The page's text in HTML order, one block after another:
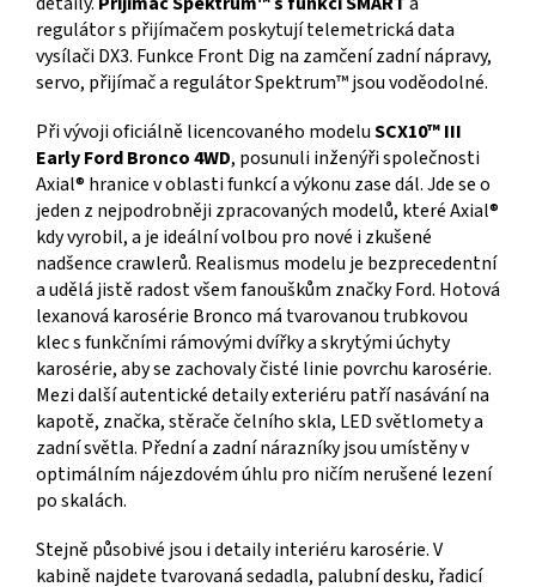
regulátor s přijímačem poskytují telemetrická data
vysílači DX3. Funkce Front Dig na zamčení zadní nápravy,
servo, přijímač a regulátor Spektrum™ jsou voděodolné.
Při vývoji oficiálně licencovaného modeluSCX10™ III
Early Ford Bronco 4WD, posunuli inženýři společnosti
Axial® hranice v oblasti funkcí a výkonu zase dál. Jde se o
jeden z nejpodrobněji zpracovaných modelů, které Axial®
kdy vyrobil, a je ideální volbou pro nové i zkušené
nadšence crawlerů. Realismus modelu je bezprecedentní
a udělá jistě radost všem fanouškům značky Ford. Hotová
lexanová karosérie Bronco má tvarovanou trubkovou
klec s funkčními rámovými dvířky a skrytými úchyty
karosérie, aby se zachovaly čisté linie povrchu karosérie.
Mezi další autentické detaily exteriéru patří nasávání na
kapotě, značka, stěrače čelního skla, LED světlomety a
zadní světla. Přední a zadní nárazníky jsou umístěny v
optimálním nájezdovém úhlu pro ničím nerušené lezení
po skalách.
Stejně působivé jsou i detaily interiéru karosérie. V
kabině najdete tvarovaná sedadla, palubní desku, řadicí